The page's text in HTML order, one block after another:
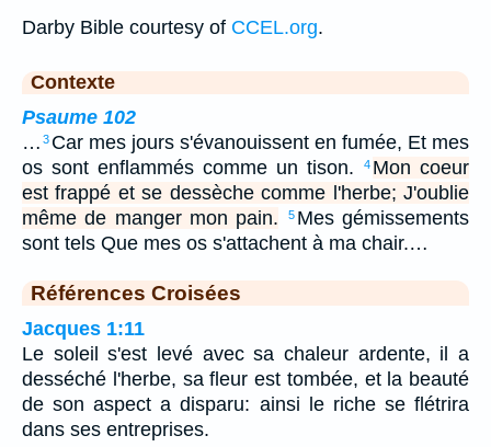
Darby Bible courtesy of CCEL.org.
Contexte
Psaume 102
… 3 Car mes jours s'évanouissent en fumée, Et mes
os sont enflammés comme un tison.
4 Mon coeur
est frappé et se dessèche comme l'herbe; J'oublie
même de manger mon pain.
5 Mes gémissements
sont tels Que mes os s'attachent à ma chair.…
Références Croisées
Jacques 1:11
Le soleil s'est levé avec sa chaleur ardente, il a
desséché l'herbe, sa fleur est tombée, et la beauté
de son aspect a disparu: ainsi le riche se flétrira
dans ses entreprises.